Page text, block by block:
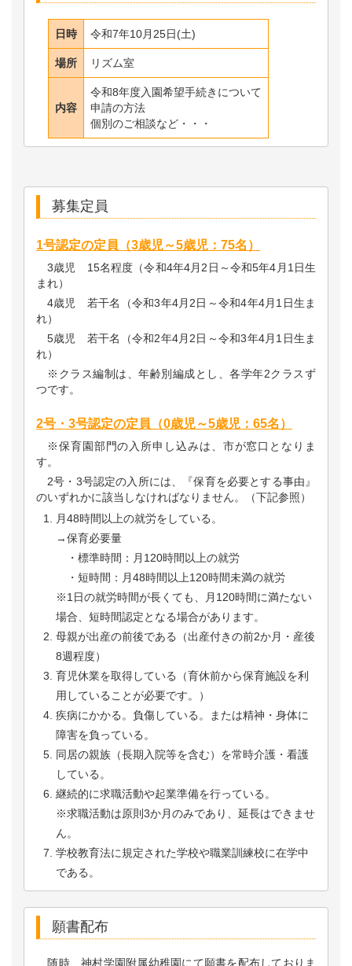
日時 令和7年10月25日(土)
場所 リズム室
内容
令和8年度入園希望手続きについて
申請の方法
個別のご相談など・・・
募集定員
1号認定の定員（3歳児～5歳児：75名）
3歳児 15名程度（令和4年4月2日～令和5年4月1日生
まれ）
4歳児 若干名（令和3年4月2日～令和4年4月1日生ま
れ）
5歳児 若干名（令和2年4月2日～令和3年4月1日生ま
れ）
※クラス編制は、年齢別編成とし、各学年2クラスず
つです。
2号・3号認定の定員（0歳児～5歳児：65名）
※保育園部門の入所申し込みは、市が窓口となりま
す。
2号・3号認定の入所には、『保育を必要とする事由』
のいずれかに該当しなければなりません。（下記参照）
月48時間以上の就労をしている。
→保育必要量
・標準時間：月120時間以上の就労
・短時間：月48時間以上120時間未満の就労
※1日の就労時間が長くても、月120時間に満たない
場合、短時間認定となる場合があります。
母親が出産の前後である（出産付きの前2か月・産後
8週程度）
育児休業を取得している（育休前から保育施設を利
用していることが必要です。）
疾病にかかる。負傷している。または精神・身体に
障害を負っている。
同居の親族（長期入院等を含む）を常時介護・看護
している。
継続的に求職活動や起業準備を行っている。
※求職活動は原則3か月のみであり、延長はできませ
ん。
学校教育法に規定された学校や職業訓練校に在学中
である。
願書配布
随時、神村学園附属幼稚園にて願書を配布しておりま